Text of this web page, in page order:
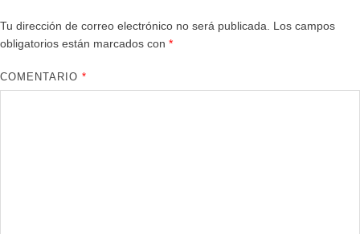
Tu dirección de correo electrónico no será publicada. Los campos
obligatorios están marcados con *
COMENTARIO*